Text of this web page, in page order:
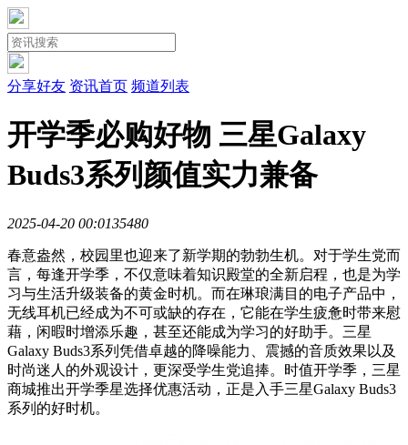
分享好友 资讯首页 频道列表
开学季必购好物 三星Galaxy
Buds3系列颜值实力兼备
2025-04-20 00:0135480
春意盎然，校园里也迎来了新学期的勃勃生机。对于学生党而
言，每逢开学季，不仅意味着知识殿堂的全新启程，也是为学
习与生活升级装备的黄金时机。而在琳琅满目的电子产品中，
无线耳机已经成为不可或缺的存在，它能在学生疲惫时带来慰
藉，闲暇时增添乐趣，甚至还能成为学习的好助手。三星
Galaxy Buds3系列凭借卓越的降噪能力、震撼的音质效果以及
时尚迷人的外观设计，更深受学生党追捧。时值开学季，三星
商城推出开学季星选择优惠活动，正是入手三星Galaxy Buds3
系列的好时机。